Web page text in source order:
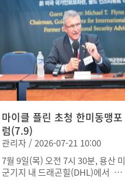
마이클 플린 초청 한미동맹포
럼(7.9)
관리자 / 2026-07-21 10:00
7월 9일(목) 오전 7시 30분, 용산 미
군기지 내 드래곤힐(DHL)에서 제